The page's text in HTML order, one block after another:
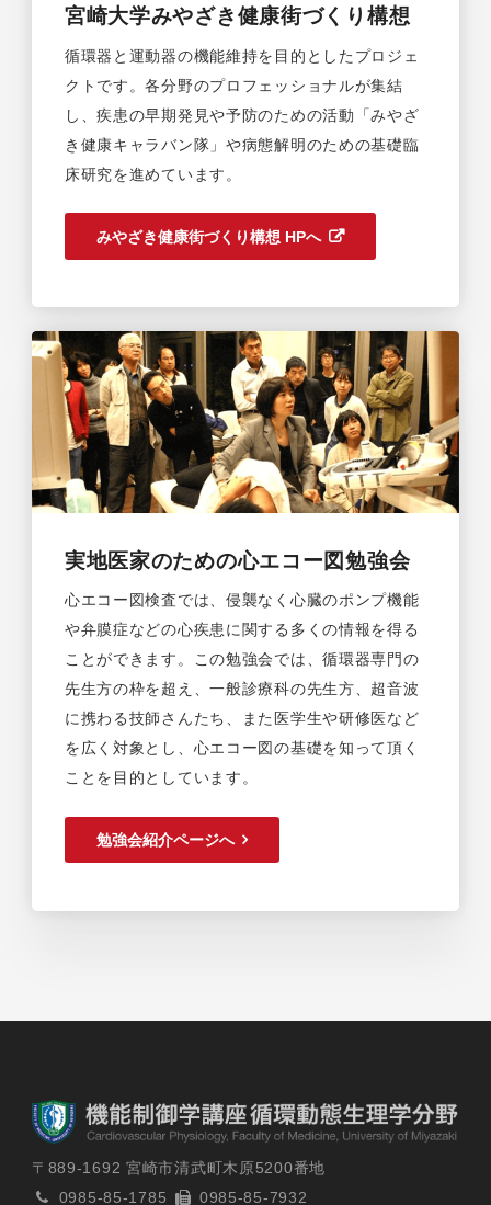
宮崎大学みやざき健康街づくり構想
循環器と運動器の機能維持を目的としたプロジェ
クトです。各分野のプロフェッショナルが集結
し、疾患の早期発見や予防のための活動「みやざ
き健康キャラバン隊」や病態解明のための基礎臨
床研究を進めています。
みやざき健康街づくり構想 HPへ
実地医家のための心エコー図勉強会
心エコー図検査では、侵襲なく心臓のポンプ機能
や弁膜症などの心疾患に関する多くの情報を得る
ことができます。この勉強会では、循環器専門の
先生方の枠を超え、一般診療科の先生方、超音波
に携わる技師さんたち、また医学生や研修医など
を広く対象とし、心エコー図の基礎を知って頂く
ことを目的としています。
勉強会紹介ページへ
〒889-1692 宮崎市清武町木原5200番地
0985-85-1785
0985-85-7932